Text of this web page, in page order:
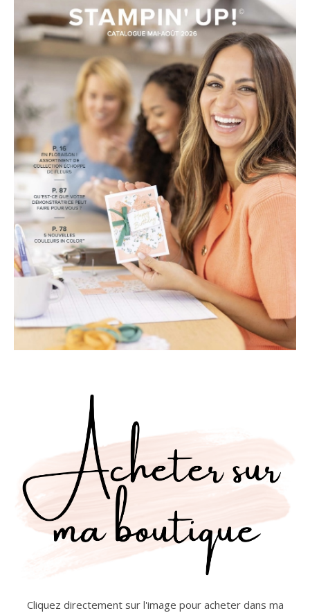
Cliquez directement sur l'image pour acheter dans ma